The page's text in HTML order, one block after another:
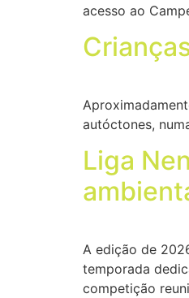
acesso ao
autóctones,
Liga
A edição de
temporada
competição